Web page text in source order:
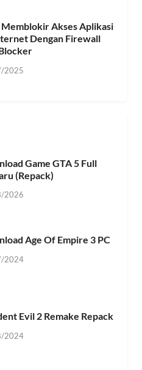
Memblokir Akses Aplikasi
Dengan Firewall
2025
Game GTA 5 Full
(Repack)
2026
Age Of Empire 3 PC
2024
Evil 2 Remake Repack
2024